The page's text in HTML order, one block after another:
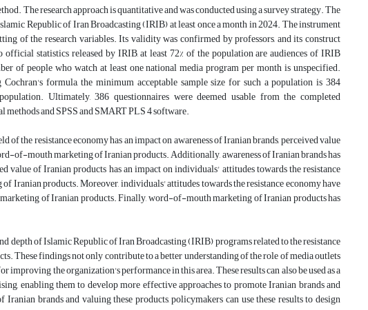
The research approach is quantitative and was conducted using a survey strategy. The
Republic of Iran Broadcasting (IRIB) at least once a month in 2024. The instrument
of the research variables. Its validity was confirmed by professors, and its construct
statistics released by IRIB, at least 72% of the population are audiences of IRIB
of people who watch at least one national media program per month is unspecified.
formula, the minimum acceptable sample size for such a population is 384
Ultimately, 386 questionnaires were deemed usable from the completed
and SPSS and SMART PLS 4 software.
the resistance economy has an impact on awareness of Iranian brands, perceived value
of-mouth marketing of Iranian products. Additionally, awareness of Iranian brands has
of Iranian products has an impact on individuals' attitudes towards the resistance
products. Moreover, individuals' attitudes towards the resistance economy have
of Iranian products. Finally, word-of-mouth marketing of Iranian products has
depth of Islamic Republic of Iran Broadcasting (IRIB) programs related to the resistance
These findings not only contribute to a better understanding of the role of media outlets
the organization's performance in this area. These results can also be used as a
enabling them to develop more effective approaches to promote Iranian brands and
brands and valuing these products, policymakers can use these results to design